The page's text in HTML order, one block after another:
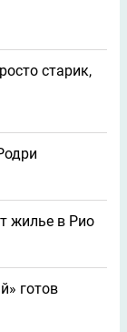
старик,
жилье в Рио
готов